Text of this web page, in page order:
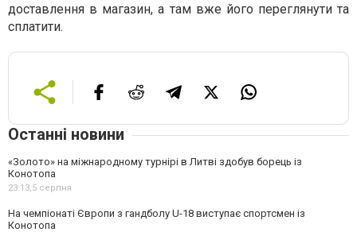
доставлення в магазин, а там вже його переглянути та
сплатити.
Останні новини
«Золото» на міжнародному турнірі в Литві здобув борець із
Конотопа
23:13,5 серпня
На чемпіонаті Європи з гандболу U-18 виступає спортсмен із
Конотопа